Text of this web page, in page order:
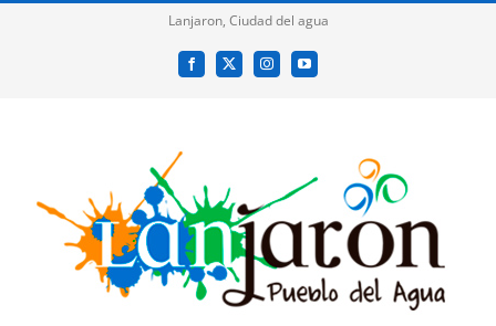
Lanjaron, Ciudad del agua
Facebook
X InstagramYouTube